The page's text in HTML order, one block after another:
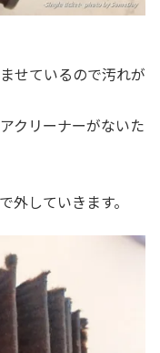
せているので汚れが
クリーナーがないた
外していきます。